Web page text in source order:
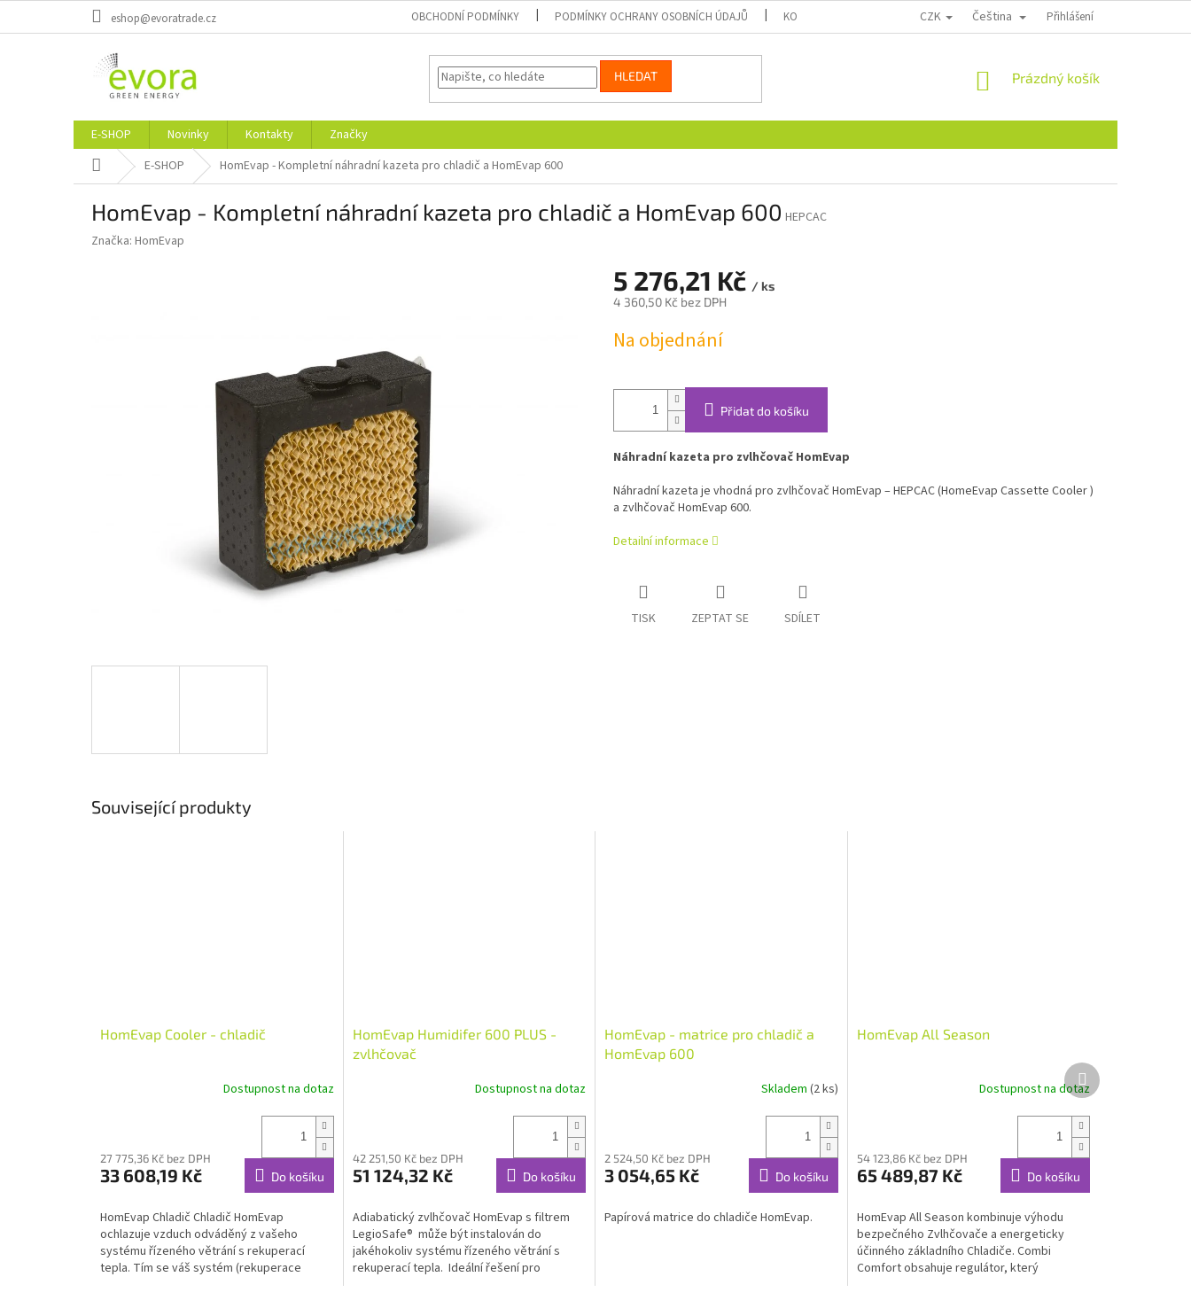
eshop@evoratrade.cz OBCHODNÍ PODMÍNKY PODMÍNKY OCHRANY OSOBNÍCH ÚDAJŮ KONTAKTY CZK Čeština Přihlášení
HLEDAT
NÁKUPNÍ
Prázdný košík
E-SHOP Novinky Kontakty
Značky
Domů E-SHOP HomEvap - Kompletní náhradní kazeta pro chladič a HomEvap 600
HomEvap - Kompletní náhradní kazeta pro chladič a HomEvap 600 HEPCAC
Značka: HomEvap
5 276,21 Kč / ks
4 360,50 Kč bez DPH
cena:
Na objednání
Přidat do košíku
Náhradní kazeta pro zvlhčovač HomEvap
Náhradní kazeta je vhodná pro zvlhčovač HomEvap – HEPCAC (HomeEvap Cassette Cooler )
a zvlhčovač HomEvap 600.
Detailní informace
TISK ZEPTAT SE SDÍLET
Související produkty
HomEvap Cooler - chladič
Dostupnost na dotaz
27 775,36 Kč bez DPH
33 608,19 Kč Do košíku
HomEvap Chladič Chladič HomEvap
ochlazuje vzduch odváděný z vašeho
systému řízeného větrání s rekuperací
tepla. Tím se váš systém (rekuperace
HomEvap Humidifer 600 PLUS -
zvlhčovač
Dostupnost na dotaz
42 251,50 Kč bez DPH
51 124,32 Kč Do košíku
Adiabatický zvlhčovač HomEvap s filtrem
LegioSafe® může být instalován do
jakéhokoliv systému řízeného větrání s
rekuperací tepla. Ideální řešení pro
HomEvap - matrice pro chladič a
HomEvap 600
Skladem (2 ks)
2 524,50 Kč bez DPH
3 054,65 Kč Do košíku
Papírová matrice do chladiče HomEvap.
HomEvap All Season
Dostupnost na dotaz
54 123,86 Kč bez DPH
65 489,87 Kč Do košíku
HomEvap All Season kombinuje výhodu
bezpečného Zvlhčovače a energeticky
účinného základního Chladiče. Combi
Comfort obsahuje regulátor, který
Další
produkt